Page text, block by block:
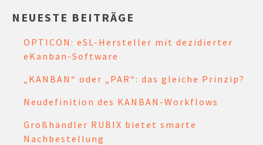
NEUESTE BEITRÄGE
OPTICON: eSL-Hersteller mit dezidierter
eKanban-Software
„KANBAN“ oder „PAR“: das gleiche Prinzip?
Neudefinition des KANBAN-Workflows
Großhändler RUBIX bietet smarte
Nachbestellung